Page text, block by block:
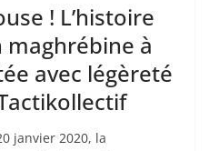
! L’histoire
maghrébine à
avec légèreté
janvier 2020, la